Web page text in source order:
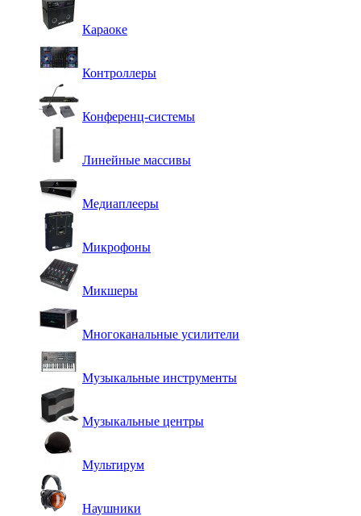
Караоке
Контроллеры
Конференц-системы
Линейные массивы
Медиаплееры
Микрофоны
Микшеры
Многоканальные усилители
Музыкальные инструменты
Музыкальные центры
Мультирум
Наушники